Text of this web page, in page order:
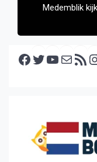
Medemblik
Facebook Twitter YouTube E-mail RSS feed